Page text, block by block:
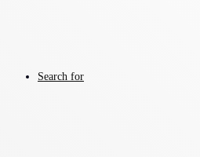
Search for